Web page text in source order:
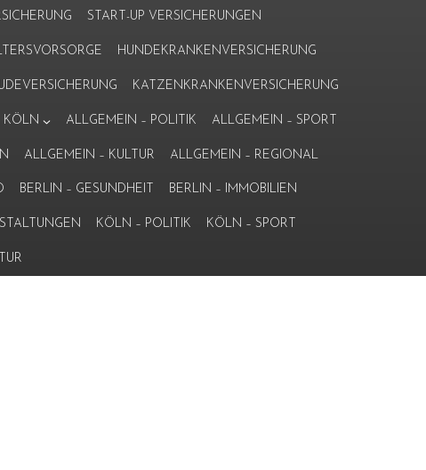
START-UP VERSICHERUNGEN
HUNDEKRANKENVERSICHERUNG
KATZENKRANKENVERSICHERUNG
KÖLN ALLGEMEIN – POLITIK ALLGEMEIN – SPORT
ALLGEMEIN – KULTUR ALLGEMEIN – REGIONAL
BERLIN – GESUNDHEIT BERLIN – IMMOBILIEN
KÖLN – POLITIK KÖLN – SPORT